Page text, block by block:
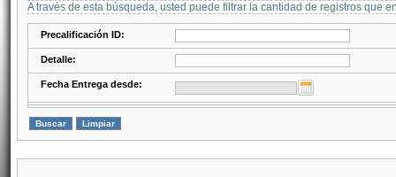
A través de esta búsqueda, usted puede filtrar la cantidad de registros que
Precalificación ID:
Detalle:
Fecha Entrega desde: